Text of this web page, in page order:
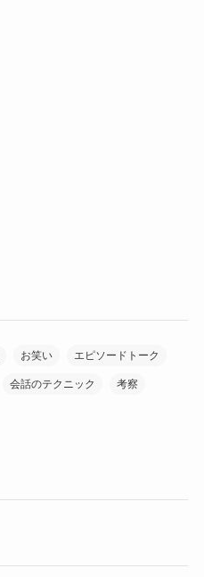
お笑い エピソードトーク
会話のテクニック 考察